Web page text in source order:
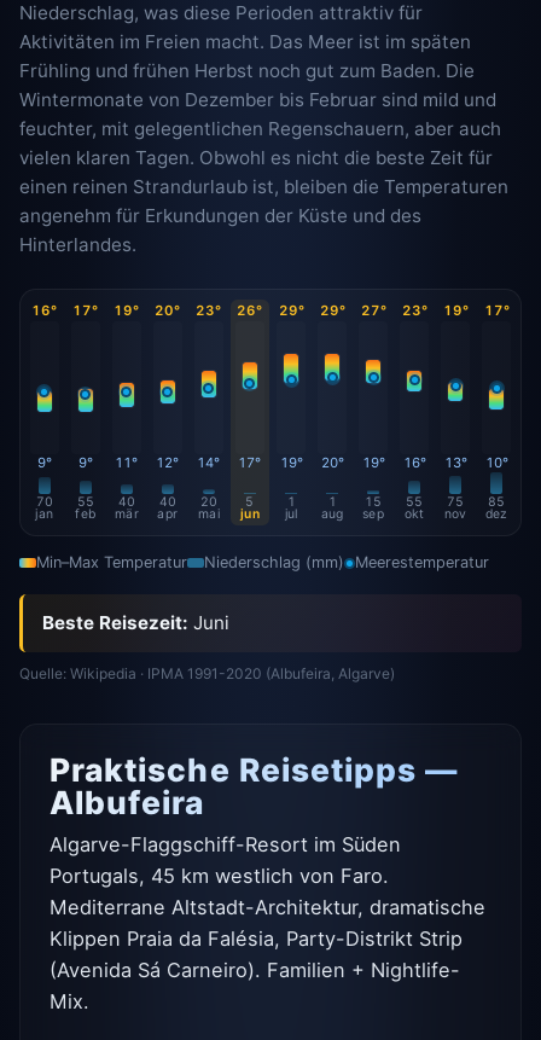
Niederschlag, was diese Perioden attraktiv für
Aktivitäten im Freien macht. Das Meer ist im späten
Frühling und frühen Herbst noch gut zum Baden. Die
Wintermonate von Dezember bis Februar sind mild und
feuchter, mit gelegentlichen Regenschauern, aber auch
vielen klaren Tagen. Obwohl es nicht die beste Zeit für
einen reinen Strandurlaub ist, bleiben die Temperaturen
angenehm für Erkundungen der Küste und des
Hinterlandes.
16°
9°
70
jan
17°
9°
55
feb
19°
11°
40
mär
20°
12°
40
apr
23°
14°
20
mai
26°
17°
5
jun
29°
19°
1
jul
29°
20°
1
aug
27°
19°
15
sep
23°
16°
55
okt
19°
13°
75
nov
17°
10°
85
dez
Min–Max Temperatur Niederschlag (mm) Meerestemperatur
Beste Reisezeit: Juni
Quelle: Wikipedia · IPMA 1991-2020 (Albufeira, Algarve)
Praktische Reisetipps —
Albufeira
Algarve-Flaggschiff-Resort im Süden
Portugals, 45 km westlich von Faro.
Mediterrane Altstadt-Architektur, dramatische
Klippen Praia da Falésia, Party-Distrikt Strip
(Avenida Sá Carneiro). Familien + Nightlife-
Mix.